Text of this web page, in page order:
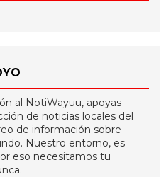
al NotiWayuu, apoyas
de noticias locales del
de información sobre
Nuestro entorno, es
eso necesitamos tu